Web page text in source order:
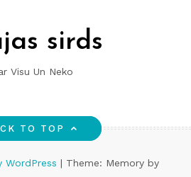
sirds
Visu Un Neko
TO TOP
WordPress | Theme: Memory by